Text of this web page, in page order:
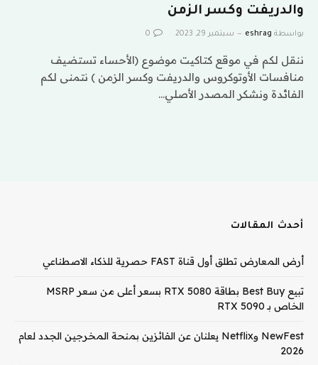
والدريفت وكسر الزمن
بواسطة eshrag سبتمبر 29, 2023 0
ننقل لكم في موقع كتاكيت موضوع (الأحساء تستضيف
منافسات الأوتوكروس والدريفت وكسر الزمن ) نتمنى لكم
الفائدة ونشكر المصدر الأصلي…
أحدث المقالات
أرض المعارض تطلق أول قناة FAST حصرية للذكاء الاصطناعي
تبيع Best Buy بطاقة RTX 5080 بسعر أعلى من سعر MSRP
الخاص بـ RTX 5090
NewFest وNetflix يعلنان عن الفائزين بمنحة المخرجين الجدد لعام
2026